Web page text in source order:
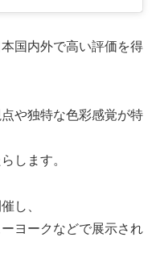
国内外で高い評価を得
や独特な色彩感覚が特
します。
し、
ヨークなどで展示され